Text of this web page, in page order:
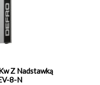
Z Nadstawką
8-N